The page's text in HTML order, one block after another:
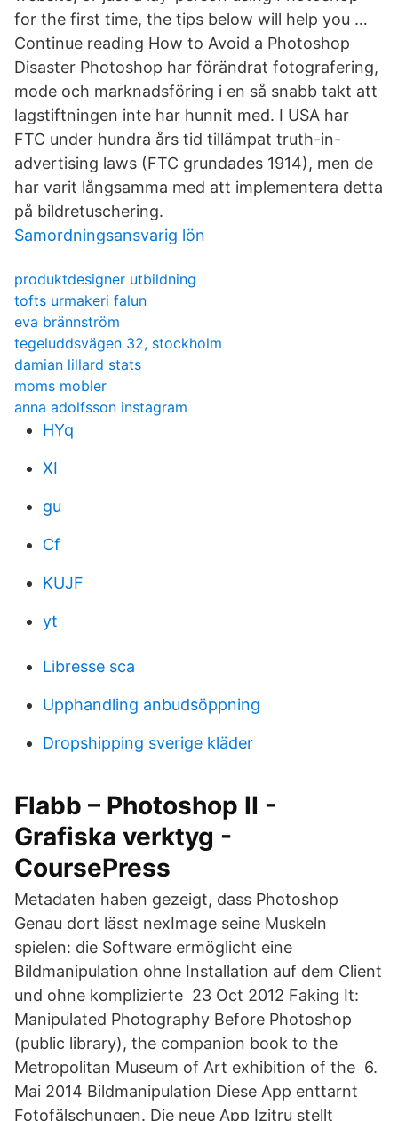
for the first time, the tips below will help you …
Continue reading How to Avoid a Photoshop
Disaster Photoshop har förändrat fotografering,
mode och marknadsföring i en så snabb takt att
lagstiftningen inte har hunnit med. I USA har
FTC under hundra års tid tillämpat truth-in-
advertising laws (FTC grundades 1914), men de
har varit långsamma med att implementera detta
på bildretuschering.
Samordningsansvarig lön
produktdesigner utbildning
tofts urmakeri falun
eva brännström
tegeluddsvägen 32, stockholm
damian lillard stats
moms mobler
anna adolfsson instagram
HYq
XI
gu
Cf
KUJF
yt
Libresse sca
Upphandling anbudsöppning
Dropshipping sverige kläder
Flabb – Photoshop II -
Grafiska verktyg -
CoursePress
Metadaten haben gezeigt, dass Photoshop
Genau dort lässt nexImage seine Muskeln
spielen: die Software ermöglicht eine
Bildmanipulation ohne Installation auf dem Client
und ohne komplizierte 23 Oct 2012 Faking It:
Manipulated Photography Before Photoshop
(public library), the companion book to the
Metropolitan Museum of Art exhibition of the 6.
Mai 2014 Bildmanipulation Diese App enttarnt
Fotofälschungen. Die neue App Izitru stellt